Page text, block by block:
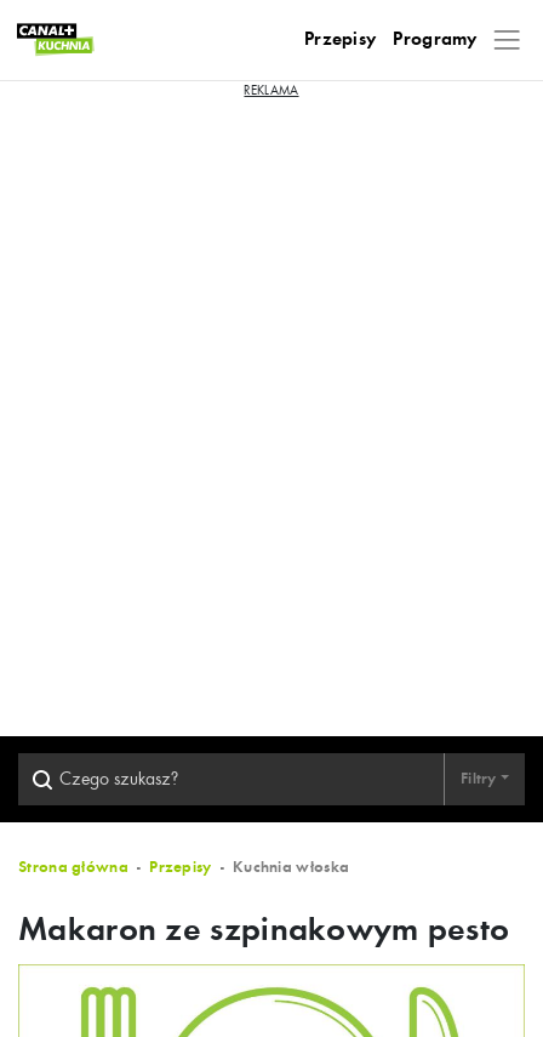
Przepisy Programy
Filtry
Strona główna Przepisy Kuchnia włoska
Makaron ze szpinakowym pesto